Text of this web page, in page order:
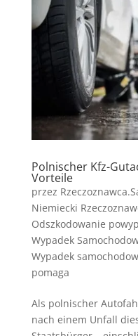
Polnischer Kfz-
Vorteile
przez
Niemiecki
Odszkodowanie
Wypadek
Wypadek
pomaga
Als polnischer
nach einem Unfall